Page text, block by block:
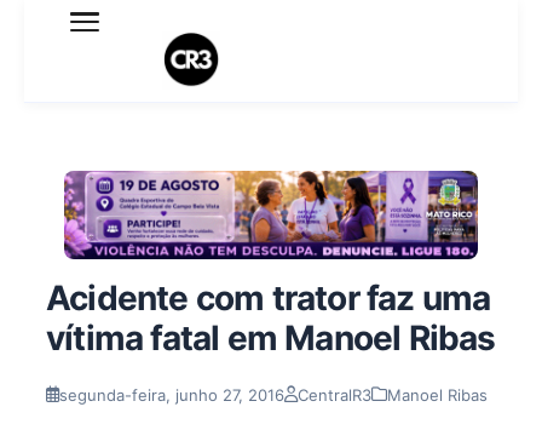
Expediente
Termo de Uso
Sobre o blog
Acidente com trator faz uma
vítima fatal em Manoel Ribas
segunda-feira, junho 27, 2016 CentralR3 Manoel Ribas